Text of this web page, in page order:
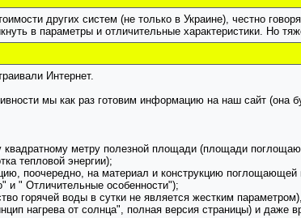
других систем (не только в Украине), честно
в параметры и отличительные характеристики. Но
Интернет.
мы как раз готовим информацию на наш сайт (она
квадратному метру полезной площади (площади
тепловой энергии);
поочередно, на материал и конструкцию
и " Отличительные особенности");
горячей воды в сутки не является жестким
нагрева от солнца", полная версия страницы) и даже